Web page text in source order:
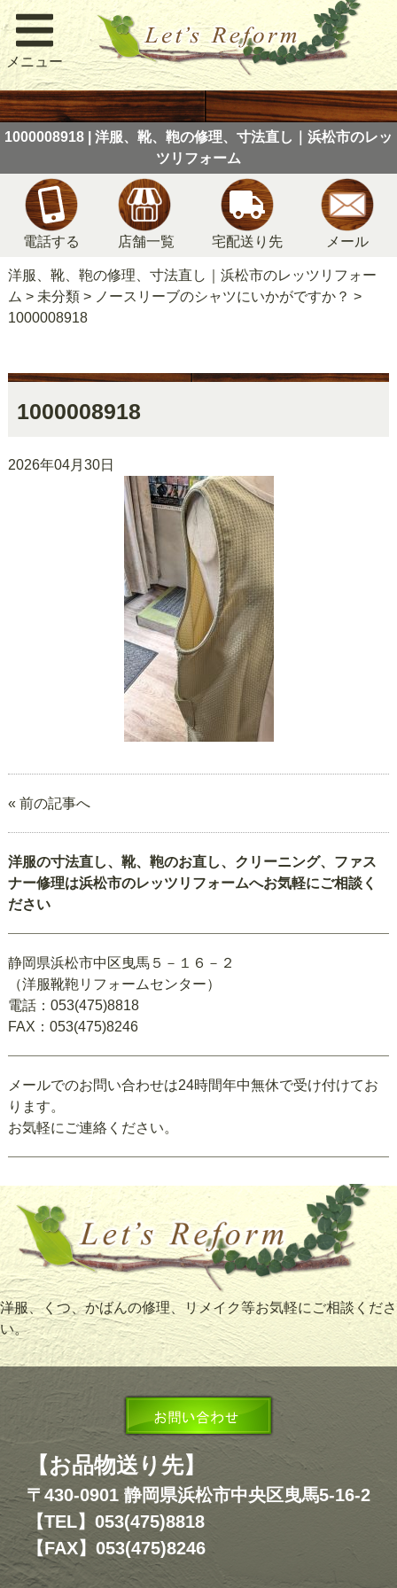
メニュー
1000008918 | 洋服、靴、鞄の修理、寸法直し｜浜松市のレッ
ツリフォーム
電話する 店舗一覧 宅配送り先 メール
洋服、靴、鞄の修理、寸法直し｜浜松市のレッツリフォー
ム > 未分類> ノースリーブのシャツにいかがですか？ >
1000008918
1000008918
2026年04月30日
« 前の記事へ
洋服の寸法直し、靴、鞄のお直し、クリーニング、ファス
ナー修理は浜松市のレッツリフォームへお気軽にご相談く
ださい
静岡県浜松市中区曳馬５－１６－２
（洋服靴鞄リフォームセンター）
電話：053(475)8818
FAX：053(475)8246
メールでのお問い合わせは24時間年中無休で受け付けてお
ります。
お気軽にご連絡ください。
洋服、くつ、かばんの修理、リメイク等お気軽にご相談くださ
い。
【お品物送り先】
〒430-0901 静岡県浜松市中央区曳馬5-16-2
【TEL】053(475)8818
【FAX】053(475)8246